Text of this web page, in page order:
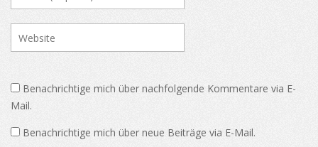
Benachrichtige mich über nachfolgende Kommentare via E-
Mail.
Benachrichtige mich über neue Beiträge via E-Mail.